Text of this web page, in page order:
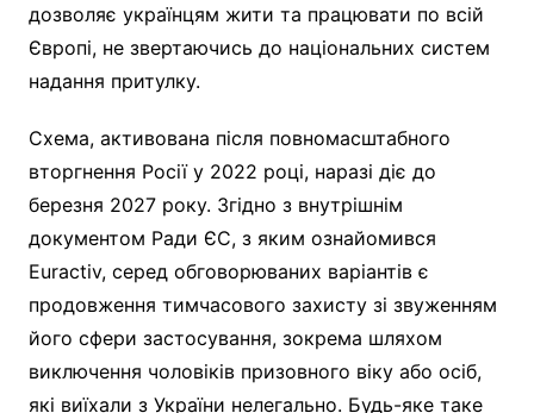
дозволяє українцям жити та працювати по всій
Європі, не звертаючись до національних систем
надання притулку.
Схема, активована після повномасштабного
вторгнення Росії у 2022 році, наразі діє до
березня 2027 року. Згідно з внутрішнім
документом Ради ЄС, з яким ознайомився
Euractiv, серед обговорюваних варіантів є
продовження тимчасового захисту зі звуженням
його сфери застосування, зокрема шляхом
виключення чоловіків призовного віку або осіб,
які виїхали з України нелегально. Будь-яке таке